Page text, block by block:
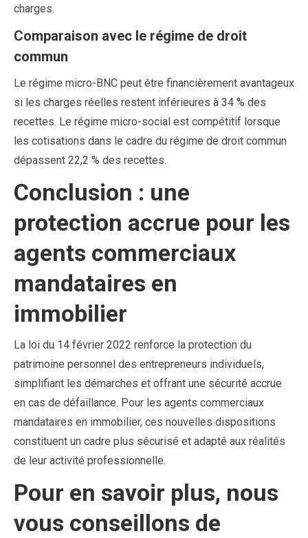
charges.
Comparaison avec le régime de droit
commun
Le régime micro-BNC peut être financièrement avantageux
si les charges réelles restent inférieures à 34 % des
recettes. Le régime micro-social est compétitif lorsque
les cotisations dans le cadre du régime de droit commun
dépassent 22,2 % des recettes.
Conclusion : une
protection accrue pour les
agents commerciaux
mandataires en
immobilier
La loi du 14 février 2022 renforce la protection du
patrimoine personnel des entrepreneurs individuels,
simplifiant les démarches et offrant une sécurité accrue
en cas de défaillance. Pour les agents commerciaux
mandataires en immobilier, ces nouvelles dispositions
constituent un cadre plus sécurisé et adapté aux réalités
de leur activité professionnelle.
Pour en savoir plus, nous
vous conseillons de